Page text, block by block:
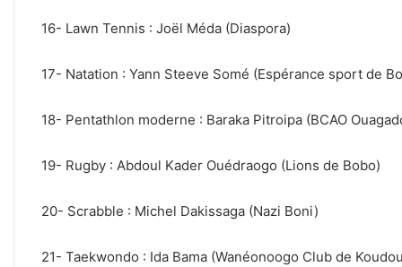
16- Lawn Tennis : Joël Méda (Diaspora)
17- Natation : Yann Steeve Somé (Espérance sport de
18- Pentathlon moderne : Baraka Pitroipa (BCAO
19- Rugby : Abdoul Kader Ouédraogo (Lions de Bobo)
20- Scrabble : Michel Dakissaga (Nazi Boni)
21- Taekwondo : Ida Bama (Wanéonoogo Club de